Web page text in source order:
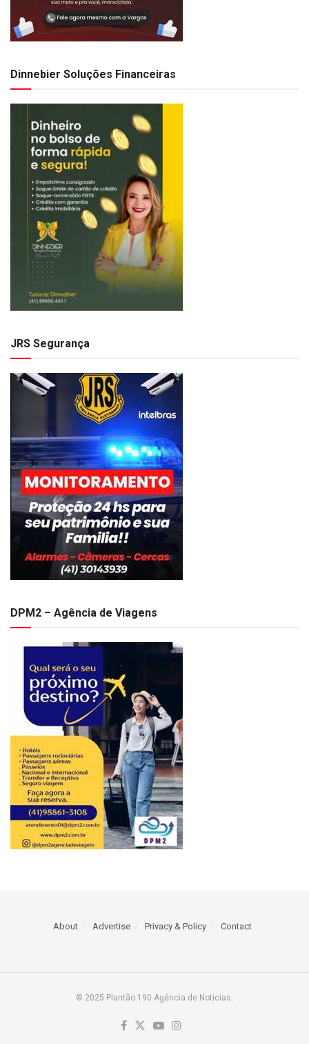
Dinnebier Soluções Financeiras
JRS Segurança
DPM2 – Agência de Viagens
About Advertise Privacy & Policy Contact
© 2025 Plantão 190 Agência de Notícias.